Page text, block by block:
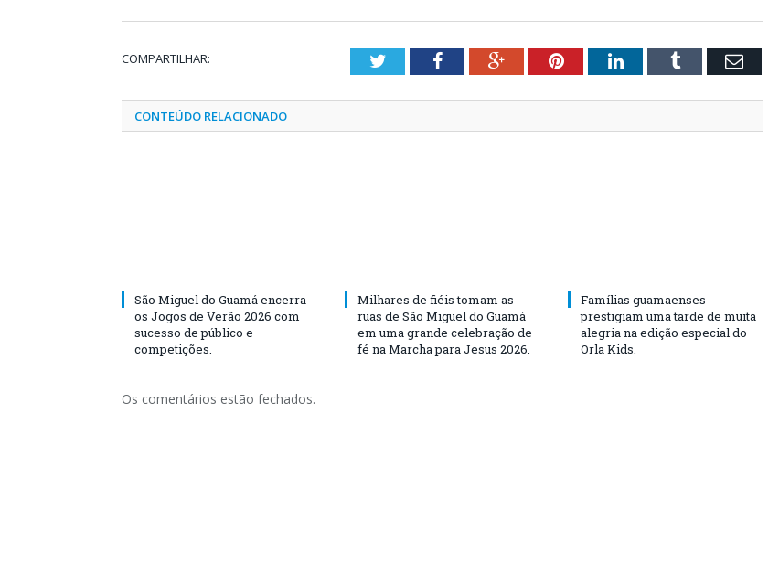
COMPARTILHAR: TwitterFacebookGoogle+PinterestLinkedInTumblr Email
CONTEÚDO RELACIONADO
São Miguel do Guamá encerra
os Jogos de Verão 2026 com
sucesso de público e
competições.
Milhares de fiéis tomam as
ruas de São Miguel do Guamá
em uma grande celebração de
fé na Marcha para Jesus 2026.
Famílias guamaenses
prestigiam uma tarde de muita
alegria na edição especial do
Orla Kids.
Os comentários estão fechados.